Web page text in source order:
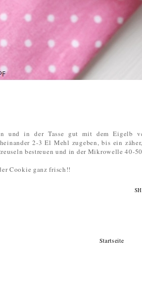
und in der Tasse gut mit dem Eigelb
2-3 El Mehl zugeben, bis ein
bestreuen und in der Mikrowelle 40-
Cookie ganz frisch!!
Startseite